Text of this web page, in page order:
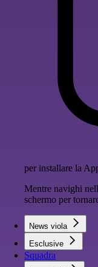
per installare la
Mentre navighi
schermo per
News viola
Esclusive
Squadra